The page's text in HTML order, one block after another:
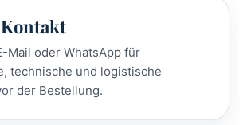
Mail oder WhatsApp für
technische und logistische
der Bestellung.